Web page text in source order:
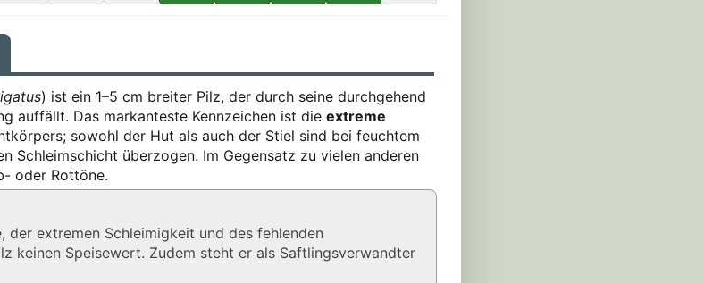
) ist ein 1–5 cm breiter Pilz, der durch seine durchgehend
auffällt. Das markanteste Kennzeichen ist die extreme
sowohl der Hut als auch der Stiel sind bei feuchtem
Schleimschicht überzogen. Im Gegensatz zu vielen anderen
oder Rottöne.
der extremen Schleimigkeit und des fehlenden
keinen Speisewert. Zudem steht er als Saftlingsverwandter